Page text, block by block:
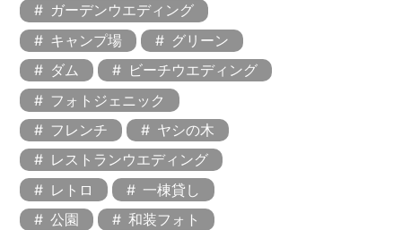
ガーデンウエディング
キャンプ場
グリーン
ダム
ビーチウエディング
フォトジェニック
フレンチ
ヤシの木
レストランウエディング
レトロ
一棟貸し
公園
和装フォト